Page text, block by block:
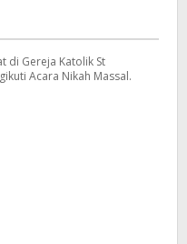
di Gereja Katolik St
Acara Nikah Massal.